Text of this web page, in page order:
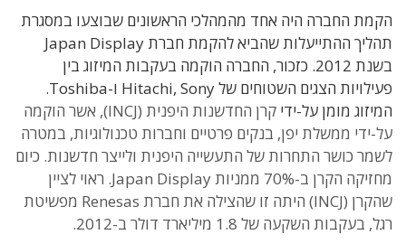
הקמת החברה היה אחד מהמהלכי הראשונים שבוצעו במסגרת
תהליך ההתייעלות שהביא להקמת חברת Japan Display
בשנת 2012. כזכור, החברה הוקמה בעקבות המיזוג בין
פעילויות הצגים השטוחים של Hitachi, Sony ו-Toshiba.
המיזוג מומן על-ידי
קרן החדשנות היפנית (INCJ), אשר הוקמה
על-ידי ממשלת יפן, בנקים פרטיים וחברות טכנולוגיות, במטרה
לשמר כושר התחרות של התעשייה היפנית ולייצר חדשנות. כיום
מחזיקה הקרן ב-70% ממניות Japan Display. ראוי לציין
שהקרן (INCJ) היתה זו שהצילה את חברת Renesas מפשיטת
רגל, בעקבות השקעה של 1.8 מיליארד דולר ב-2012.